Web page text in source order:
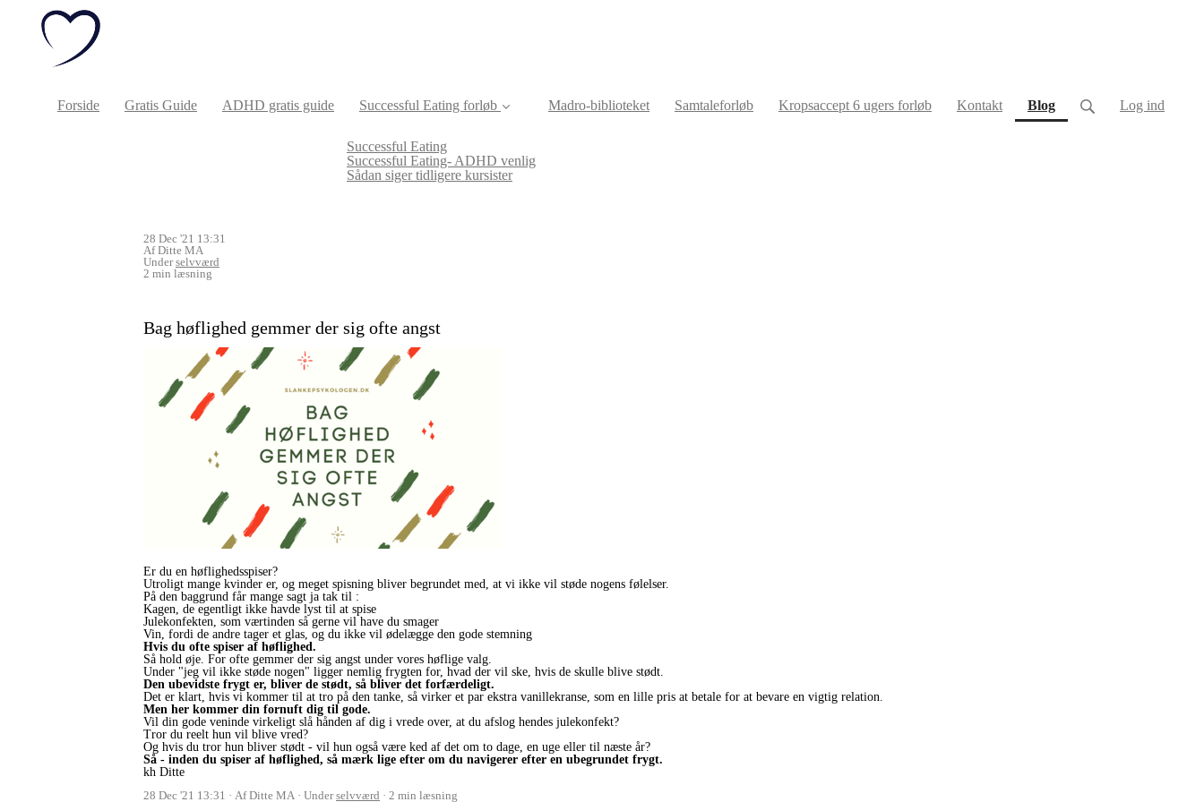
Forside Gratis Guide ADHD gratis guide Successful Eating forløb
Successful Eating
Successful Eating- ADHD venlig
Sådan siger tidligere kursister
Madro-biblioteket Samtaleforløb Kropsaccept 6 ugers forløb Kontakt Blog(current) Log ind
28 Dec '21 13:31
Af Ditte MA
Underselvværd
2 min læsning
Bag høflighed gemmer der sig ofte angst
Er du en høflighedsspiser?
Utroligt mange kvinder er, og meget spisning bliver begrundet med, at vi ikke vil støde nogens følelser.
På den baggrund får mange sagt ja tak til :
Kagen, de egentligt ikke havde lyst til at spise
Julekonfekten, som værtinden så gerne vil have du smager
Vin, fordi de andre tager et glas, og du ikke vil ødelægge den gode stemning
Hvis du ofte spiser af høflighed.
Så hold øje. For ofte gemmer der sig angst under vores høflige valg.
Under "jeg vil ikke støde nogen" ligger nemlig frygten for, hvad der vil ske, hvis de skulle blive stødt.
Den ubevidste frygt er, bliver de stødt, så bliver det forfærdeligt.
Det er klart, hvis vi kommer til at tro på den tanke, så virker et par ekstra vanillekranse, som en lille pris at betale for at bevare en vigtig relation.
Men her kommer din fornuft dig til gode.
Vil din gode veninde virkeligt slå hånden af dig i vrede over, at du afslog hendes julekonfekt?
Tror du reelt hun vil blive vred?
Og hvis du tror hun bliver stødt - vil hun også være ked af det om to dage, en uge eller til næste år?
Så - inden du spiser af høflighed, så mærk lige efter om du navigerer efter en ubegrundet frygt.
kh Ditte
28 Dec '21 13:31
Af Ditte MA Underselvværd 2 min læsning